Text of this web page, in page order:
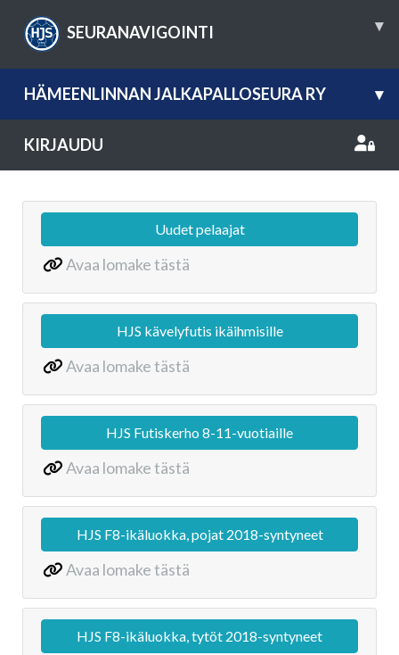
SEURANAVIGOINTI ▾
HÄMEENLINNAN JALKAPALLOSEURA RY ▾
KIRJAUDU
Uudet pelaajat
Avaa lomake tästä
HJS kävelyfutis ikäihmisille
Avaa lomake tästä
HJS Futiskerho 8-11-vuotiaille
Avaa lomake tästä
HJS F8-ikäluokka, pojat 2018-syntyneet
Avaa lomake tästä
HJS F8-ikäluokka, tytöt 2018-syntyneet